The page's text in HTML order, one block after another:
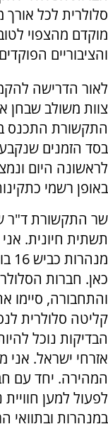
מוקדם מהצפוי
והציבוריים
לאור הדרישה
צוות משולב שבחן
התקשורת התכנס
בסד הזמנים
לראשונה היום
באופן רשמי
שר התקשורת ד"ר
תשתית חיונית.
כאן. חברות
והתחבורה, סיימו
קליטה סלולרית
הבדיקות נוכל
אזרחי ישראל.
המהירה. יחד עם
לפעול למען
במנהרות ובתוואי